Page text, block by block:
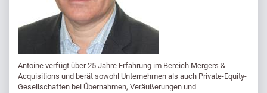
Antoine verfügt über 25 Jahre Erfahrung im Bereich Mergers &
Acquisitions und berät sowohl Unternehmen als auch Private-Equity-
Gesellschaften bei Übernahmen, Veräußerungen und